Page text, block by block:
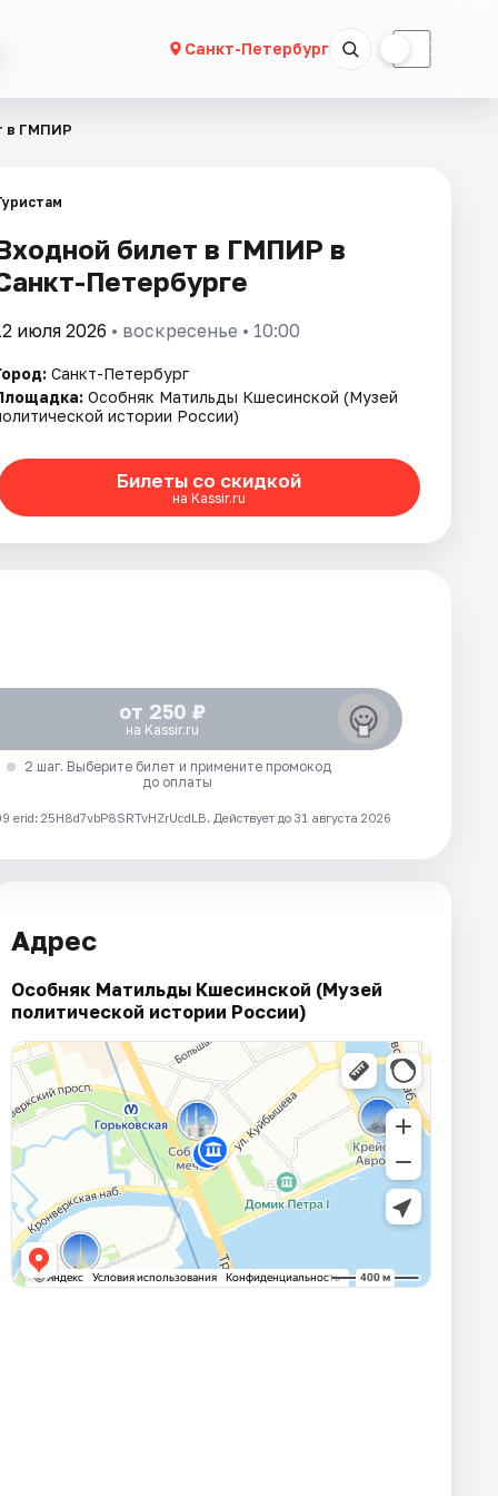
Санкт-Петербург ☾
в ГМПИР
билет в ГМПИР в
Петербурге
июля 2026 • воскресенье • 10:00
Санкт-Петербург
Особняк Матильды Кшесинской (Музей
истории России)
Билеты со скидкой
на Kassir.ru
от 250 ₽
на Kassir.ru
2 шаг. Выберите билет и примените промокод
до оплаты
25H8d7vbP8SRTvHZrUcdLB. Действует до 31 августа 2026
Адрес
Особняк Матильды Кшесинской (Музей
политической истории России)